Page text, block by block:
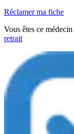
Réclamer ma fiche
Vous êtes ce
retrait